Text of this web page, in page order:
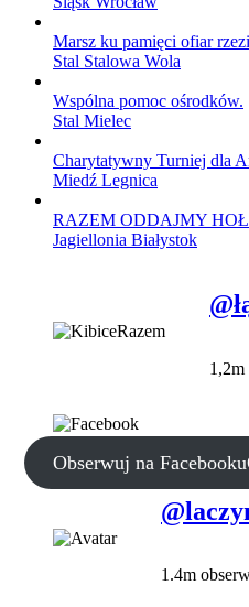
Marsz ku pamięci ofiar
Stal Stalowa Wola
Wspólna pomoc ośrodków.
Stal Mielec
Charytatywny Turniej dla
Miedź Legnica
RAZEM ODDAJMY
Jagiellonia Białystok
1,2m
Obserwuj na Facebooku
1.4m